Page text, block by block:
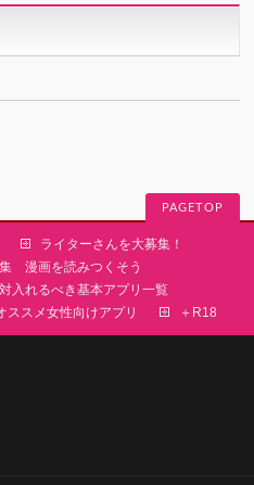
PAGETOP
ライターさんを大募集！
漫画を読みつくそう
入れるべき基本アプリ一覧
ススメ女性向けアプリ ＋R18